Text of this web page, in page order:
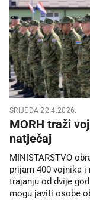
SRIJEDA 22.4.2026.
MORH traži
natječaj
MINISTARSTVO
prijam 400 vojnika i
trajanju od dvije
mogu javiti osobe